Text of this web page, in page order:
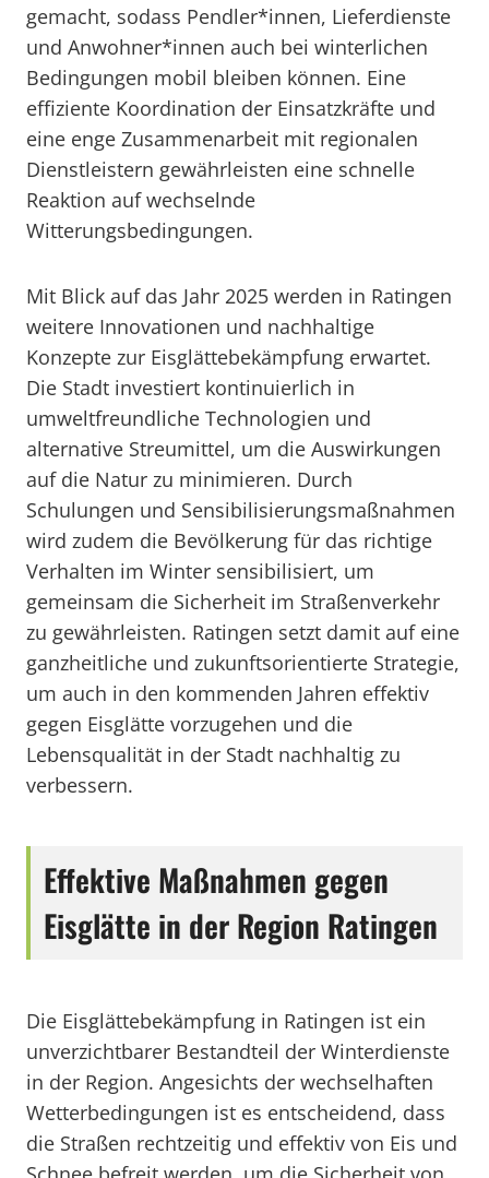
gemacht, sodass Pendler*innen, Lieferdienste
und Anwohner*innen auch bei winterlichen
Bedingungen mobil bleiben können. Eine
effiziente Koordination der Einsatzkräfte und
eine enge Zusammenarbeit mit regionalen
Dienstleistern gewährleisten eine schnelle
Reaktion auf wechselnde
Witterungsbedingungen.
Mit Blick auf das Jahr 2025 werden in Ratingen
weitere Innovationen und nachhaltige
Konzepte zur Eisglättebekämpfung erwartet.
Die Stadt investiert kontinuierlich in
umweltfreundliche Technologien und
alternative Streumittel, um die Auswirkungen
auf die Natur zu minimieren. Durch
Schulungen und Sensibilisierungsmaßnahmen
wird zudem die Bevölkerung für das richtige
Verhalten im Winter sensibilisiert, um
gemeinsam die Sicherheit im Straßenverkehr
zu gewährleisten. Ratingen setzt damit auf eine
ganzheitliche und zukunftsorientierte Strategie,
um auch in den kommenden Jahren effektiv
gegen Eisglätte vorzugehen und die
Lebensqualität in der Stadt nachhaltig zu
verbessern.
Effektive Maßnahmen gegen
Eisglätte in der Region Ratingen
Die Eisglättebekämpfung in Ratingen ist ein
unverzichtbarer Bestandteil der Winterdienste
in der Region. Angesichts der wechselhaften
Wetterbedingungen ist es entscheidend, dass
die Straßen rechtzeitig und effektiv von Eis und